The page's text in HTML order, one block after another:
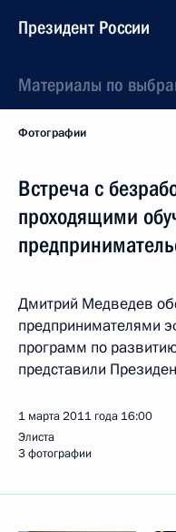
Президент России
Материалы по
Фотографии
Встреча с
проходящими
Дмитрий Медведев
предпринимателями
программ по
представили
1 марта 2011 года 16:00
Элиста
3 фотографии